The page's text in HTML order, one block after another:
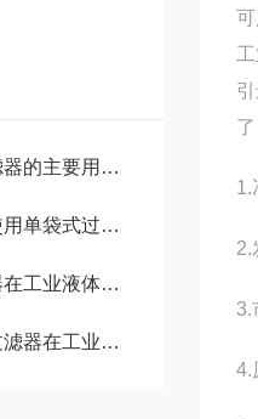
用途有哪些？
过滤器设备？
体过滤中的优势
体过滤中的优势
1.
2.
3.
4.